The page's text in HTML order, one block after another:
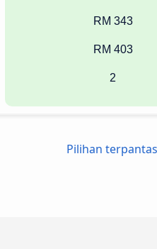
RM 343
RM 403
2
Pilihan terpantas